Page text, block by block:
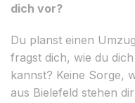
dich vor?
Du planst einen
fragst dich, wie du
kannst? Keine Sorge,
aus Bielefeld stehen